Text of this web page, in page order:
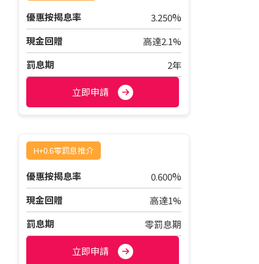
優惠按揭息率 3.250%
現金回贈
高達2.1%
罰息期
2年
立即申請
H+0.6零罰息推介
優惠按揭息率 0.600%
現金回贈
高達1%
罰息期
零罰息期
立即申請